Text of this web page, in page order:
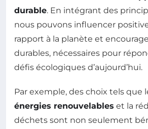
durable. En intégrant des
nous pouvons influencer
rapport à la planète et
durables, nécessaires pour
défis écologiques d’aujourd’hui.
Par exemple, des choix tels que
énergies renouvelables et la
déchets sont non seulement